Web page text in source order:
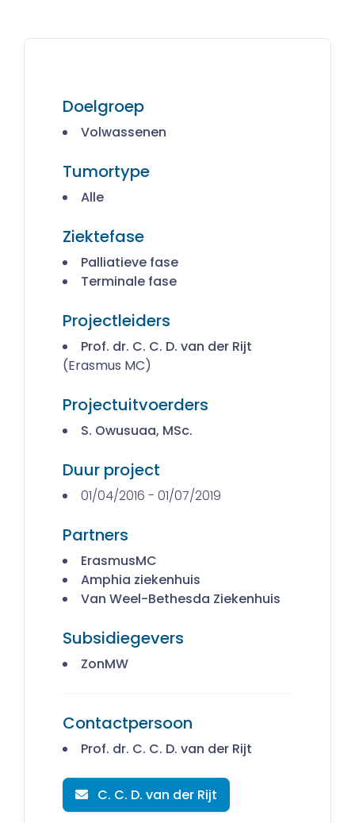
Doelgroep
Volwassenen
Tumortype
Alle
Ziektefase
Palliatieve fase
Terminale fase
Projectleiders
Prof. dr. C. C. D. van der Rijt
(Erasmus MC)
Projectuitvoerders
S. Owusuaa, MSc.
Duur project
01/04/2016 - 01/07/2019
Partners
ErasmusMC
Amphia ziekenhuis
Van Weel-Bethesda Ziekenhuis
Subsidiegevers
ZonMW
Contactpersoon
Prof. dr. C. C. D. van der Rijt
C. C. D. van der Rijt